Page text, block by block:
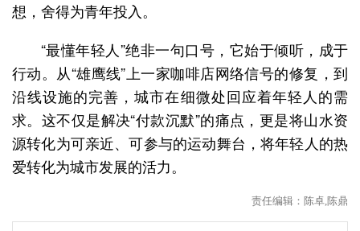
想，舍得为青年投入。
“最懂年轻人”绝非一句口号，它始于倾听，成于
行动。从“雄鹰线”上一家咖啡店网络信号的修复，到
沿线设施的完善，城市在细微处回应着年轻人的需
求。这不仅是解决“付款沉默”的痛点，更是将山水资
源转化为可亲近、可参与的运动舞台，将年轻人的热
爱转化为城市发展的活力。
责任编辑：陈卓,陈鼎